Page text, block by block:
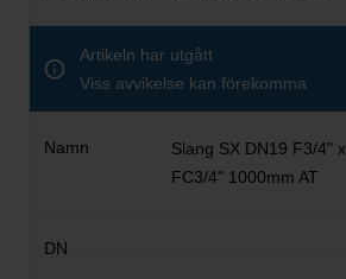
Artikeln har utgått
Viss avvikelse kan förekomma
Slang SX DN19 F3/4" x
FC3/4" 1000mm AT